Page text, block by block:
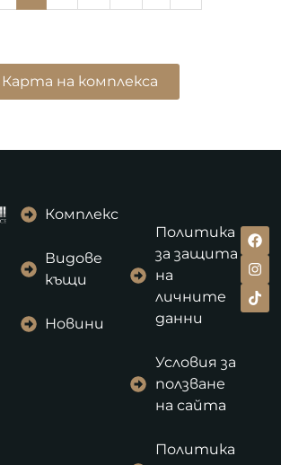
Карта на комплекса
Комплекс
Видове
къщи
Новини
Политика
за защита
на
личните
данни
Условия за
ползване
на сайта
Политика